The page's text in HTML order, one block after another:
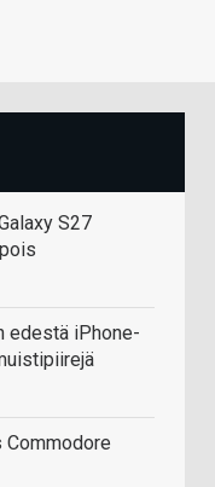
S27
edestä iPhone-
Commodore